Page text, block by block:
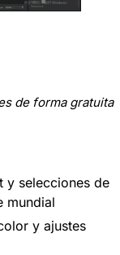
de forma gratuita
y selecciones de
mundial
y ajustes